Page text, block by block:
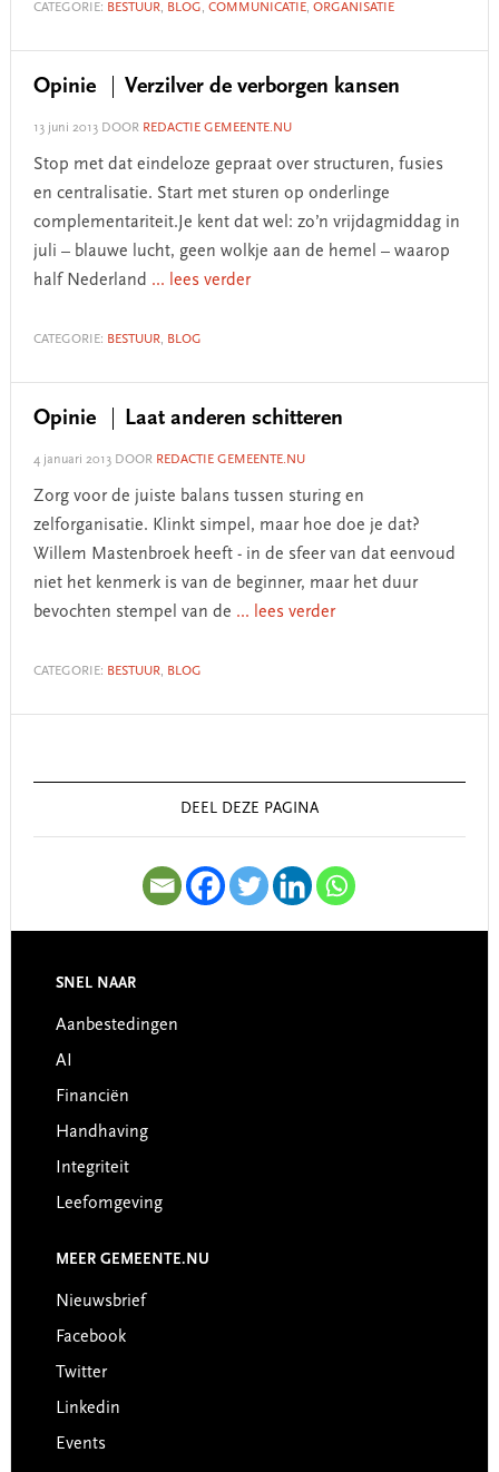
CATEGORIE: BESTUUR, BLOG, COMMUNICATIE, ORGANISATIE
Opinie Verzilver de verborgen kansen
13 juni 2013DOOR REDACTIE GEMEENTE.NU
Stop met dat eindeloze gepraat over structuren, fusies
en centralisatie. Start met sturen op onderlinge
complementariteit.Je kent dat wel: zo’n vrijdagmiddag in
juli – blauwe lucht, geen wolkje aan de hemel – waarop
half Nederland ... lees verder
CATEGORIE: BESTUUR, BLOG
Opinie Laat anderen schitteren
4 januari 2013DOOR REDACTIE GEMEENTE.NU
Zorg voor de juiste balans tussen sturing en
zelforganisatie. Klinkt simpel, maar hoe doe je dat?
Willem Mastenbroek heeft - in de sfeer van dat eenvoud
niet het kenmerk is van de beginner, maar het duur
bevochten stempel van de ... lees verder
CATEGORIE: BESTUUR, BLOG
Sidebar
DEEL DEZE PAGINA
Footer
SNEL NAAR
Aanbestedingen
AI
Financiën
Handhaving
Integriteit
Leefomgeving
MEER GEMEENTE.NU
Nieuwsbrief
Facebook
Twitter
Linkedin
Events